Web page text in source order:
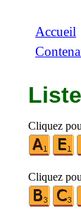
Accueil
Cliquez
Cliquez